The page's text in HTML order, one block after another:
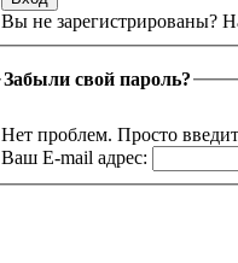
Вы не
Забыли свой пароль?
Нет проблем. Просто
Ваш E-mail адрес: